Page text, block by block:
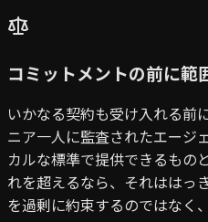
コミットメントの前に範
いかなる契約も受け入れる前
ニア一人に監査されたエージ
カルな標準で提供できるもの
れを超えるなら、それはは
を過剰に約束するのではなく